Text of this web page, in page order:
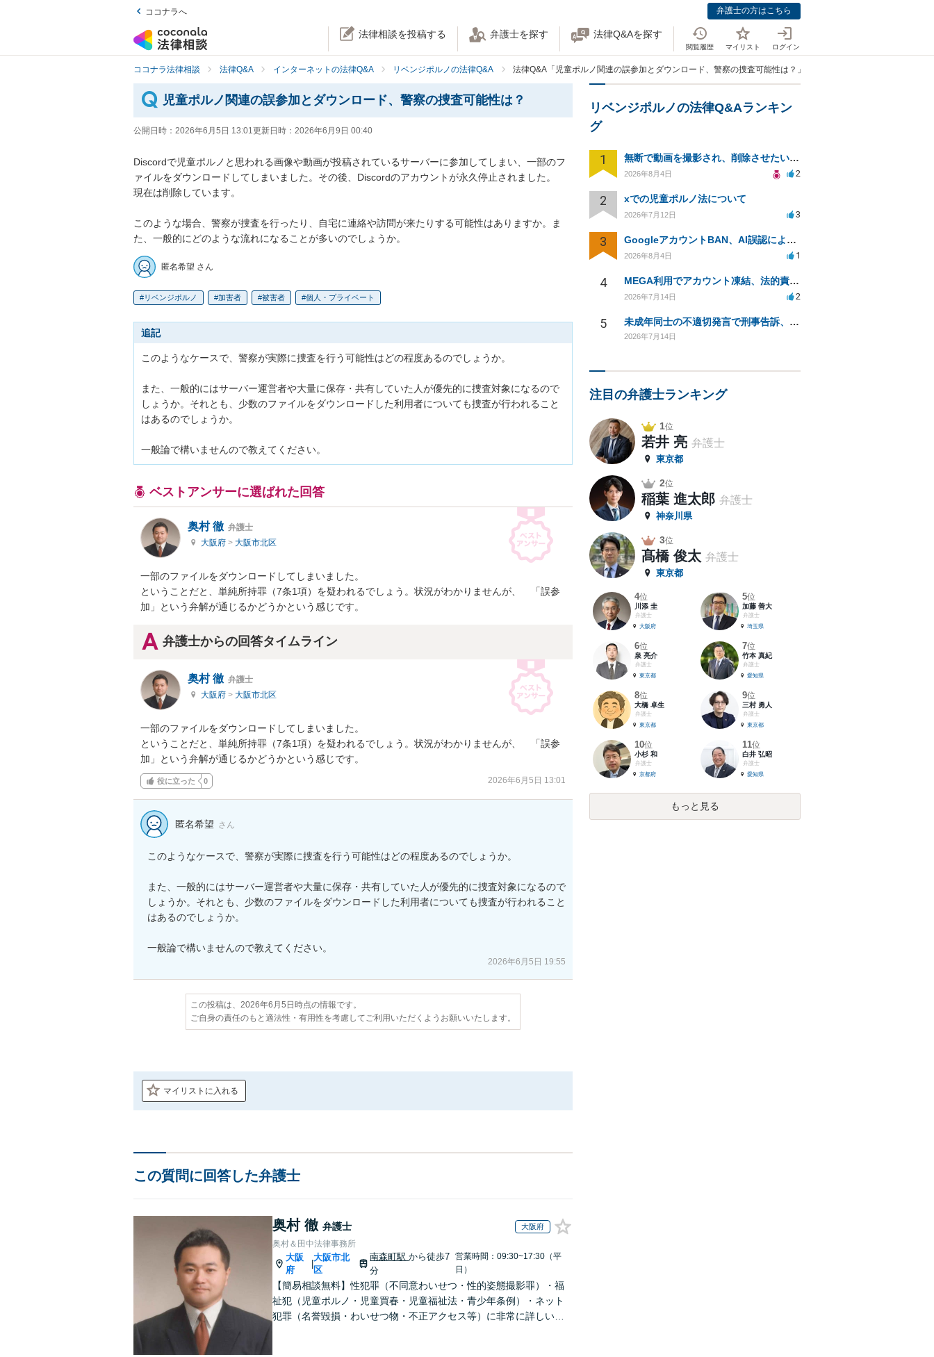
ココナラへ 弁護士の方はこちら
法律相談を投稿する 弁護士を探す 法律Q&Aを探す
閲覧履歴 マイリスト ログイン
ココナラ法律相談 法律Q&A インターネットの法律Q&A リベンジポルノの法律Q&A 法律Q&A「児童ポルノ関連の誤参加とダウンロード、警察の捜査可能性は？」
児童ポルノ関連の誤参加とダウンロード、警察の捜査可能性は？
公開日時： 2026年6月5日 13:01更新日時： 2026年6月9日 00:40
Discordで児童ポルノと思われる画像や動画が投稿されているサーバーに参加してしまい、一部のフ
ァイルをダウンロードしてしまいました。その後、Discordのアカウントが永久停止されました。
現在は削除しています。
このような場合、警察が捜査を行ったり、自宅に連絡や訪問が来たりする可能性はありますか。ま
た、一般的にどのような流れになることが多いのでしょうか。
匿名希望 さん
リベンジポルノ 加害者 被害者 個人・プライベート
追記
このようなケースで、警察が実際に捜査を行う可能性はどの程度あるのでしょうか。
また、一般的にはサーバー運営者や大量に保存・共有していた人が優先的に捜査対象になるので
しょうか。それとも、少数のファイルをダウンロードした利用者についても捜査が行われること
はあるのでしょうか。
一般論で構いませんので教えてください。
ベストアンサーに選ばれた回答
奥村 徹 弁護士
大阪府 > 大阪市北区
一部のファイルをダウンロードしてしまいました。
ということだと、単純所持罪（7条1項）を疑われるでしょう。状況がわかりませんが、　「誤参
加」という弁解が通じるかどうかという感じです。
弁護士からの回答タイムライン
奥村 徹 弁護士
大阪府 > 大阪市北区
一部のファイルをダウンロードしてしまいました。
ということだと、単純所持罪（7条1項）を疑われるでしょう。状況がわかりませんが、　「誤参
加」という弁解が通じるかどうかという感じです。
役に立った 0 2026年6月5日 13:01
匿名希望 さん
このようなケースで、警察が実際に捜査を行う可能性はどの程度あるのでしょうか。
また、一般的にはサーバー運営者や大量に保存・共有していた人が優先的に捜査対象になるので
しょうか。それとも、少数のファイルをダウンロードした利用者についても捜査が行われること
はあるのでしょうか。
一般論で構いませんので教えてください。
2026年6月5日 19:55
この投稿は、2026年6月5日時点の情報です。
ご自身の責任のもと適法性・有用性を考慮してご利用いただくようお願いいたします。
マイリストに入れる
この質問に回答した弁護士
奥村 徹 弁護士 大阪府
奥村＆田中法律事務所
大阪
府
|
大阪市北
区
南森町駅から徒歩7
分
営業時間：09:30~17:30（平
日）
【簡易相談無料】性犯罪（不同意わいせつ・性的姿態撮影罪）・福
祉犯（児童ポルノ・児童買春・児童福祉法・青少年条例）・ネット
犯罪（名誉毀損・わいせつ物・不正アクセス等）に非常に詳しい弁
リベンジポルノの法律Q&Aランキン
グ
1 無断で動画を撮影され、削除させたいが連絡が返ってこない。
2026年8月4日 2
2 xでの児童ポルノ法について
2026年7月12日 3
3 GoogleアカウントBAN、AI誤認による通報リスクは？
2026年8月4日 1
4 MEGA利用でアカウント凍結、法的責任の可能性は？
2026年7月14日 2
5 未成年同士の不適切発言で刑事告訴、逮捕の可能性は？
2026年7月14日
注目の弁護士ランキング
1位
若井 亮 弁護士
東京都
2位
稲葉 進太郎 弁護士
神奈川県
3位
髙橋 俊太 弁護士
東京都
4位
川添 圭
弁護士
大阪府
5位
加藤 善大
弁護士
埼玉県
6位
泉 亮介
弁護士
東京都
7位
竹本 真紀
弁護士
愛知県
8位
大橋 卓生
弁護士
東京都
9位
三村 勇人
弁護士
東京都
10位
小杉 和
弁護士
京都府
11位
白井 弘昭
弁護士
愛知県
もっと見る